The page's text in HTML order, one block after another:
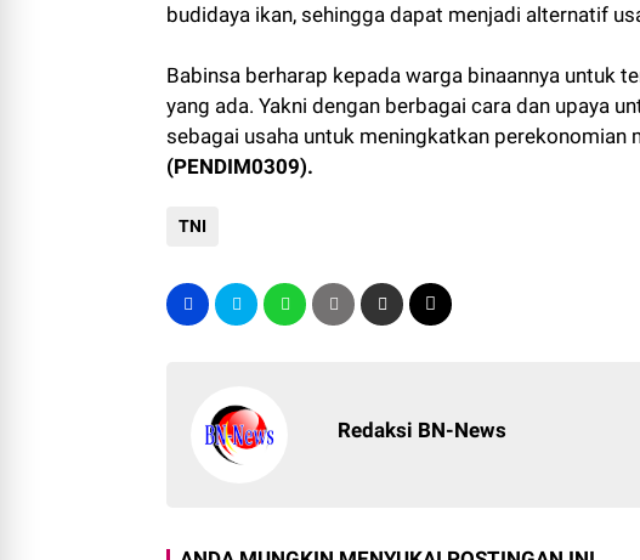
budidaya ikan, sehingga dapat menjadi alternatif
Babinsa berharap kepada warga binaannya untuk
yang ada. Yakni dengan berbagai cara dan upaya
sebagai usaha untuk meningkatkan perekonomian
(PENDIM0309).
TNI
Redaksi BN-News